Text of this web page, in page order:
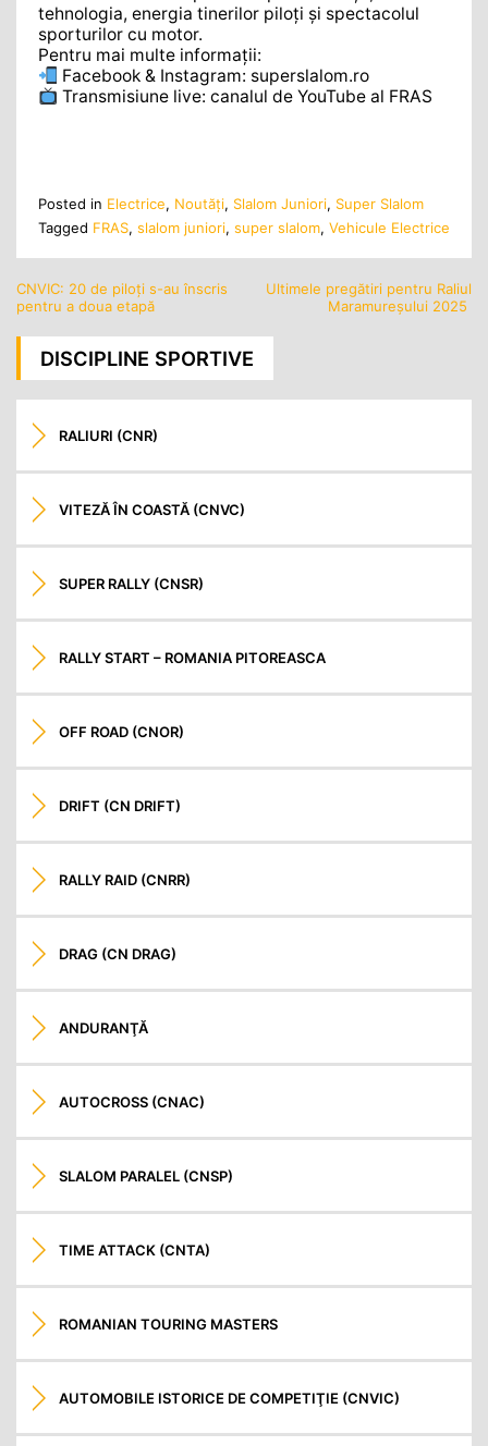
tehnologia, energia tinerilor piloți și spectacolul
sporturilor cu motor.
Pentru mai multe informații:
Facebook & Instagram: superslalom.ro
Transmisiune live: canalul de YouTube al FRAS
Posted in Electrice, Noutăţi, Slalom Juniori, Super Slalom
Tagged FRAS, slalom juniori, super slalom, Vehicule Electrice
Navigare
articole
CNVIC: 20 de piloți s-au înscris
pentru a doua etapă
Ultimele pregătiri pentru Raliul
Maramureșului 2025
DISCIPLINE SPORTIVE
RALIURI (CNR)
VITEZĂ ÎN COASTĂ (CNVC)
SUPER RALLY (CNSR)
RALLY START – ROMANIA PITOREASCA
OFF ROAD (CNOR)
DRIFT (CN DRIFT)
RALLY RAID (CNRR)
DRAG (CN DRAG)
ANDURANŢĂ
AUTOCROSS (CNAC)
SLALOM PARALEL (CNSP)
TIME ATTACK (CNTA)
ROMANIAN TOURING MASTERS
AUTOMOBILE ISTORICE DE COMPETIŢIE (CNVIC)